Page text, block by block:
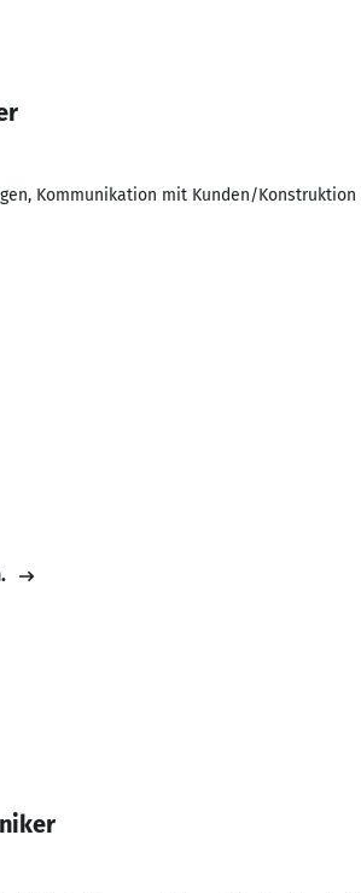
Kommunikation mit Kunden/Konstruktion